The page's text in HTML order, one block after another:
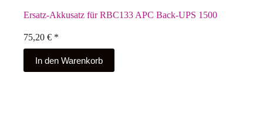
Ersatz-Akkusatz für RBC133 APC Back-UPS 1500
75,20 € *
In den Warenkorb